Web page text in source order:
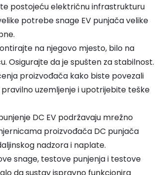
postojeću električnu infrastrukturu
potrebe snage EV punjača velike
na njegovo mjesto, bilo na
Osigurajte da je spušten za stabilnost.
proizvođača kako biste povezali
uzemljenje i upotrijebite teške
DC EV podržavaju mrežno
proizvođača DC punjača
nadzora i naplate.
snage, testove punjenja i testove